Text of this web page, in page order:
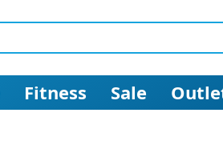
Fitness Sale